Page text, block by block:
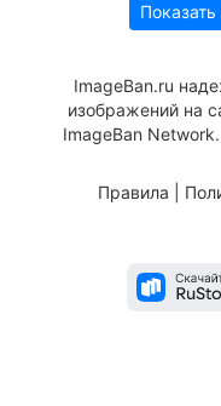
ImageBan.ru
изображений на
ImageBan
Правила